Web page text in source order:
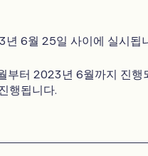
6월 25일 사이에 실시됩
부터 2023년 6월까지 진행
행됩니다.